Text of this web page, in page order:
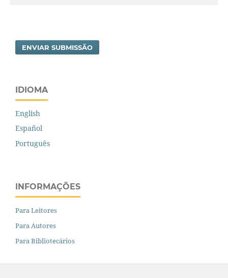
ENVIAR SUBMISSÃO
IDIOMA
English
Español
Português
INFORMAÇÕES
Para Leitores
Para Autores
Para Bibliotecários